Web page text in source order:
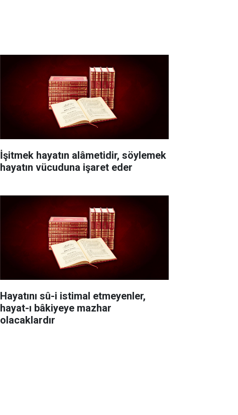
İşitmek hayatın alâmetidir, söylemek
hayatın vücuduna işaret eder
Hayatını sû-i istimal etmeyenler,
hayat-ı bâkiyeye mazhar
olacaklardır